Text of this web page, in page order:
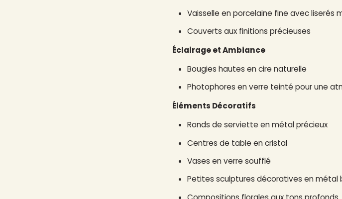
Vaisselle en porcelaine fine avec liserés
Couverts aux finitions précieuses
Éclairage et Ambiance
Bougies hautes en cire naturelle
Photophores en verre teinté pour une
Éléments Décoratifs
Ronds de serviette en métal précieux
Centres de table en cristal
Vases en verre soufflé
Petites sculptures décoratives en métal